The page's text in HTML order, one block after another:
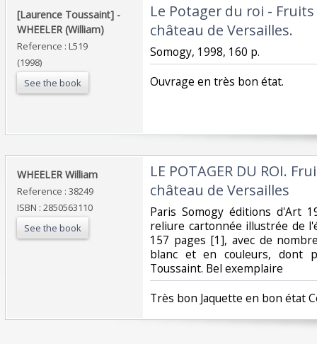
‎[Laurence Toussaint] - ‎
‎WHEELER (William)‎
Reference : L519
(1998)
See the book
‎Le Potager du roi -
château de Versailles.‎
‎Somogy, 1998, 160 p.‎
‎Ouvrage en très bon état.‎
‎WHEELER William ‎
Reference : 38249
ISBN : 2850563110
See the book
‎LE POTAGER DU ROI.
château de Versailles ‎
‎Paris Somogy éditions d'Art
reliure cartonnée illustrée de
157 pages [1], avec de
blanc et en couleurs, dont
Toussaint. Bel exemplaire ‎
‎Très bon Jaquette en bon état